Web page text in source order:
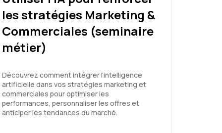
Le 26/06/2026 5
s'adapte au rythme de chacun
les stratégies Marketing &
Commerciales (seminaire
métier)
Découvrez comment intégrer l’intelligence
artificielle dans vos stratégies marketing et
commerciales pour optimiser les
performances, personnaliser les offres et
anticiper les tendances du marché.